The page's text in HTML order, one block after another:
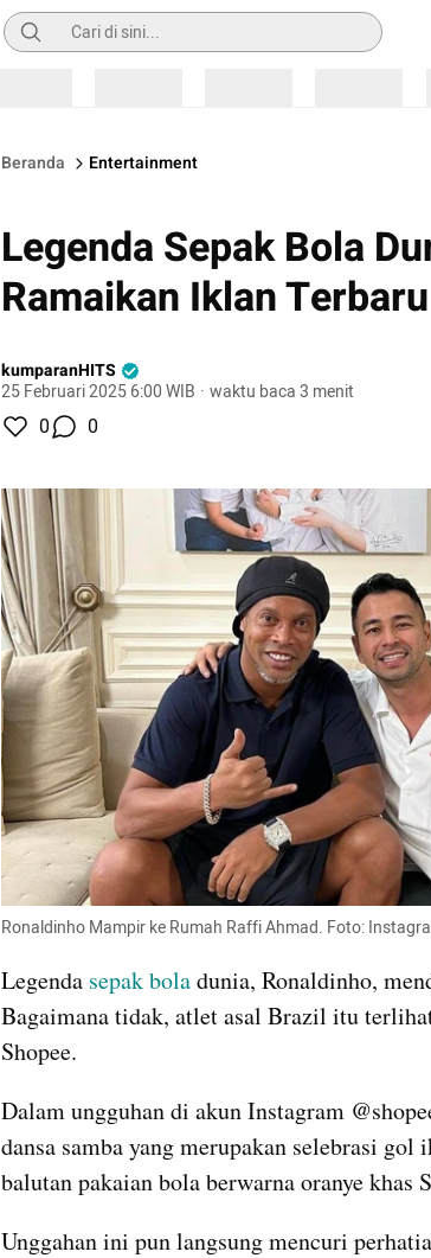
Pencarian
Beranda Entertainment
Legenda Sepak Bola
Ramaikan Iklan
kumparanHITS
25 Februari 2025 6:00 WIB · waktu baca 3 menit
0 0
Ronaldinho Mampir ke Rumah Raffi Ahmad. Foto:
Legenda sepak bola dunia, Ronaldinho,
Bagaimana tidak, atlet asal Brazil itu
Shopee.
Dalam ungguhan di akun Instagram
dansa samba yang merupakan selebrasi gol
balutan pakaian bola berwarna oranye khas
Unggahan ini pun langsung mencuri